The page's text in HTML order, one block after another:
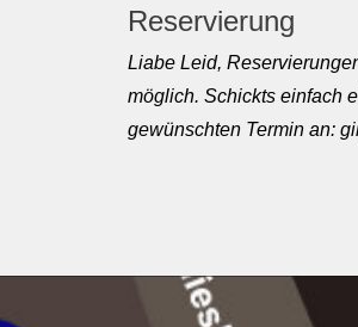
Reservierung
Liabe Leid,
möglich. Schickts einfach
gewünschten Termin an: